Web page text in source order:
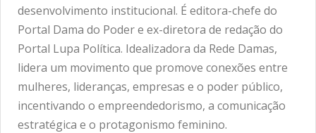
desenvolvimento institucional. É editora-chefe do
Portal Dama do Poder e ex-diretora de redação do
Portal Lupa Política. Idealizadora da Rede Damas,
lidera um movimento que promove conexões entre
mulheres, lideranças, empresas e o poder público,
incentivando o empreendedorismo, a comunicação
estratégica e o protagonismo feminino.